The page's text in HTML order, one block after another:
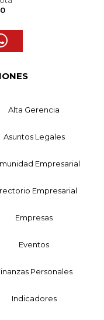
Alta Gerencia
Asuntos Legales
Empresarial
Empresarial
Empresas
Eventos
Personales
Indicadores